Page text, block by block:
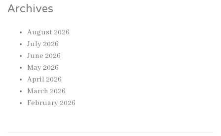
Archives
August 2026
July 2026
June 2026
May 2026
April 2026
March 2026
February 2026